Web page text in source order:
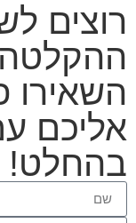
רוצים
השאירו
אליכם
בהחלט!